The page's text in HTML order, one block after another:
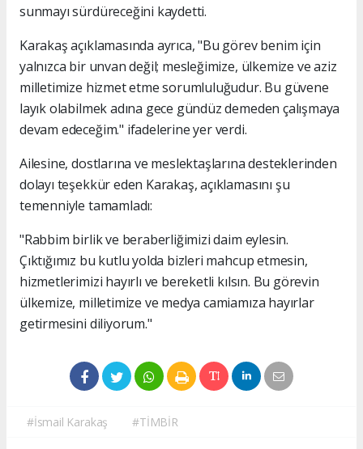
sunmayı sürdüreceğini kaydetti.
Karakaş açıklamasında ayrıca, "Bu görev benim için
yalnızca bir unvan değil; mesleğimize, ülkemize ve aziz
milletimize hizmet etme sorumluluğudur. Bu güvene
layık olabilmek adına gece gündüz demeden çalışmaya
devam edeceğim." ifadelerine yer verdi.
Ailesine, dostlarına ve meslektaşlarına desteklerinden
dolayı teşekkür eden Karakaş, açıklamasını şu
temenniyle tamamladı:
"Rabbim birlik ve beraberliğimizi daim eylesin.
Çıktığımız bu kutlu yolda bizleri mahcup etmesin,
hizmetlerimizi hayırlı ve bereketli kılsın. Bu görevin
ülkemize, milletimize ve medya camiamıza hayırlar
getirmesini diliyorum."
#İsmail Karakaş #TİMBİR